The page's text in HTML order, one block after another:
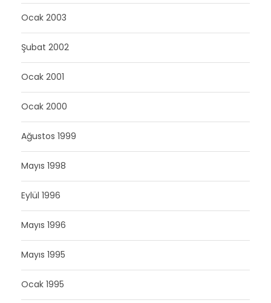
Ocak 2003
Şubat 2002
Ocak 2001
Ocak 2000
Ağustos 1999
Mayıs 1998
Eylül 1996
Mayıs 1996
Mayıs 1995
Ocak 1995